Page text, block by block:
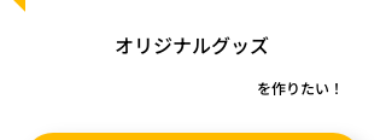
オリジナルグッズ
を作りたい！